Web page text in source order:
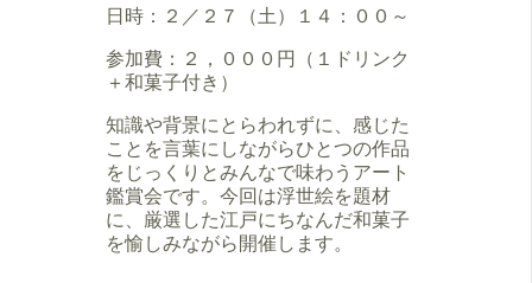
日時：２／２７（土）１４：００～
参加費：２，０００円（１ドリンク
＋和菓子付き）
知識や背景にとらわれずに、感じた
ことを言葉にしながらひとつの作品
をじっくりとみんなで味わうアート
鑑賞会です。今回は浮世絵を題材
に、厳選した江戸にちなんだ和菓子
を愉しみながら開催します。